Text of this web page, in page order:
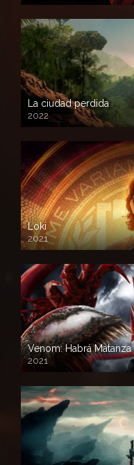
La ciudad perdida
2022
Loki
2021
Venom: Habrá Matanza
2021